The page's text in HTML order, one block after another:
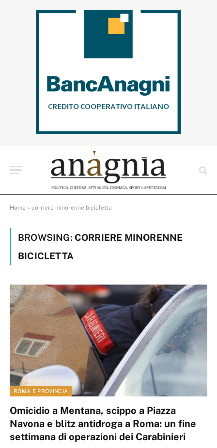
Home » corriere minorenne bicicletta
BROWSING: CORRIERE MINORENNE
BICICLETTA
ROMA E PROVINCIA
Omicidio a Mentana, scippo a Piazza
Navona e blitz antidroga a Roma: un fine
settimana di operazioni dei Carabinieri